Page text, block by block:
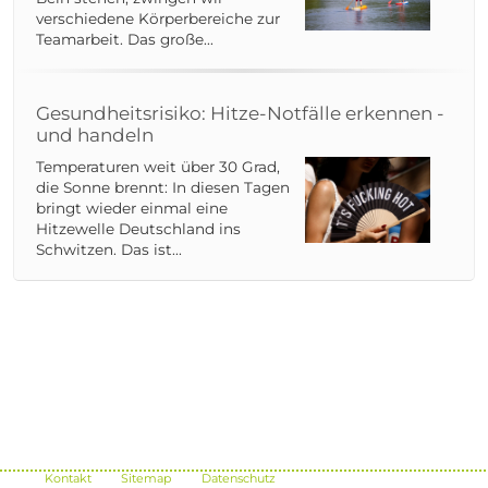
verschiedene Körperbereiche zur
Teamarbeit. Das große...
Gesundheitsrisiko: Hitze-Notfälle erkennen -
und handeln
Temperaturen weit über 30 Grad,
die Sonne brennt: In diesen Tagen
bringt wieder einmal eine
Hitzewelle Deutschland ins
Schwitzen. Das ist...
Kontakt Sitemap
Datenschutz